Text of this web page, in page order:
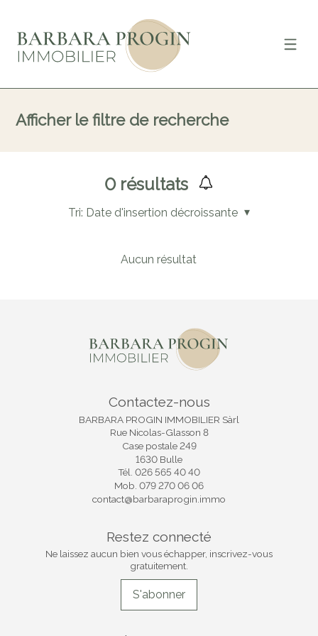
Afficher le filtre de recherche
0résultats
Tri: Date d'insertion décroissante
Aucun résultat
Contactez-nous
BARBARA PROGIN IMMOBILIER Sàrl
Rue Nicolas-Glasson 8
Case postale 249
1630 Bulle
Tél. 026 565 40 40
Mob. 079 270 06 06
contact@barbaraprogin.immo
Restez connecté
Ne laissez aucun bien vous échapper, inscrivez-vous
gratuitement.
S'abonner